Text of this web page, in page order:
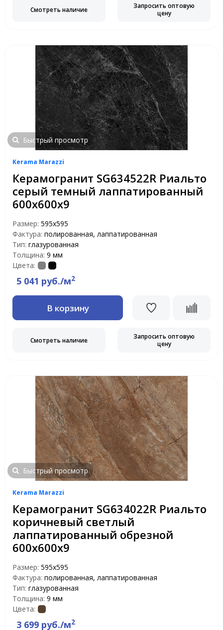
Смотреть наличие
Запросить оптовую
цену
Быстрый просмотр
Kerama Marazzi
Керамогранит SG634522R Риальто
серый темный лаппатированный
600х600х9
Размер: 595x595
Фактура: полированная, лаппатированная
Тип: глазурованная
Толщина: 9 мм
Цвета:
5 041 руб./м2
В корзину
Смотреть наличие
Запросить оптовую
цену
Быстрый просмотр
Kerama Marazzi
Керамогранит SG634022R Риальто
коричневый светлый
лаппатированный обрезной
600х600х9
Размер: 595x595
Фактура: полированная, лаппатированная
Тип: глазурованная
Толщина: 9 мм
Цвета:
3 699 руб./м2